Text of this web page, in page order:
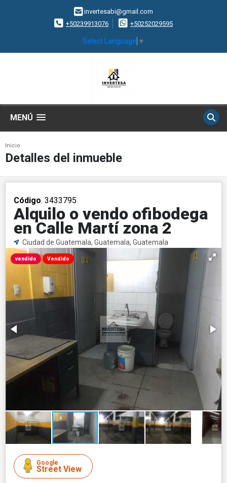
invertesabi@gmail.com
+50239913076
+50252029595
Select Language ▼
MENÚ
Inicio
Detalles del inmueble
Código. 3433795
Alquilo o vendo ofibodega
en Calle Martí zona 2
Ciudad de Guatemala, Guatemala, Guatemala
vendido Vendido
Google
Street View